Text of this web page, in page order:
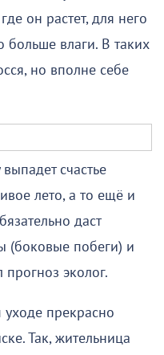
он растет, для него
больше влаги. В таких
но вполне себе
счастье
лето, а то ещё и
даст
(боковые побеги) и
эколог.
прекрасно
Так, жительница